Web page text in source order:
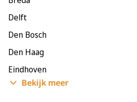
Delft
Den Bosch
Den Haag
Eindhoven
Enschede
Bekijk meer